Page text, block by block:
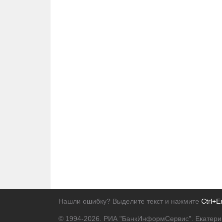
Нашли ошибку? Выделите текст и нажмите
© 1994-2026. РИА "БанкИнформСервис".